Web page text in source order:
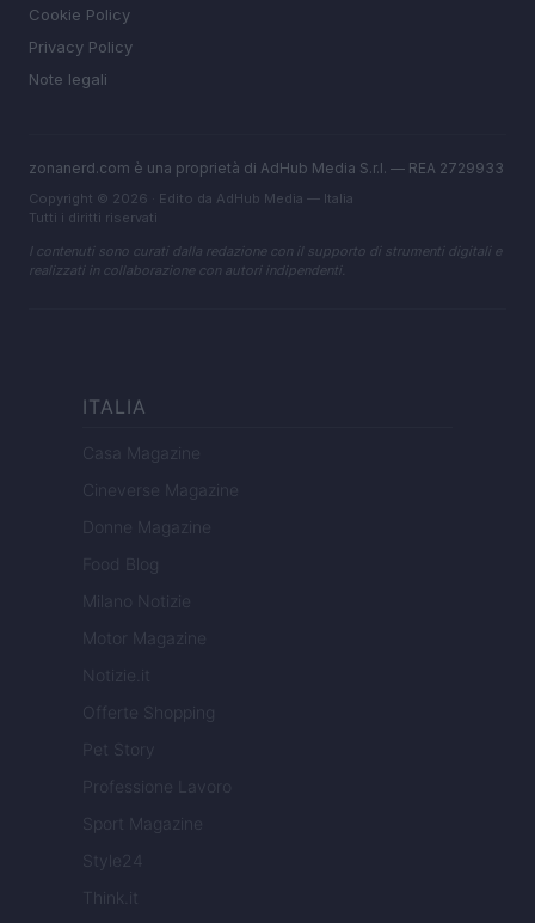
Cookie Policy
Privacy Policy
Note legali
zonanerd.com è una proprietà di AdHub Media S.r.l. — REA 2729933
Copyright © 2026 · Edito da AdHub Media — Italia
Tutti i diritti riservati
I contenuti sono curati dalla redazione con il supporto di strumenti digitali e
realizzati in collaborazione con autori indipendenti.
ITALIA
Casa Magazine
Cineverse Magazine
Donne Magazine
Food Blog
Milano Notizie
Motor Magazine
Notizie.it
Offerte Shopping
Pet Story
Professione Lavoro
Sport Magazine
Style24
Think.it